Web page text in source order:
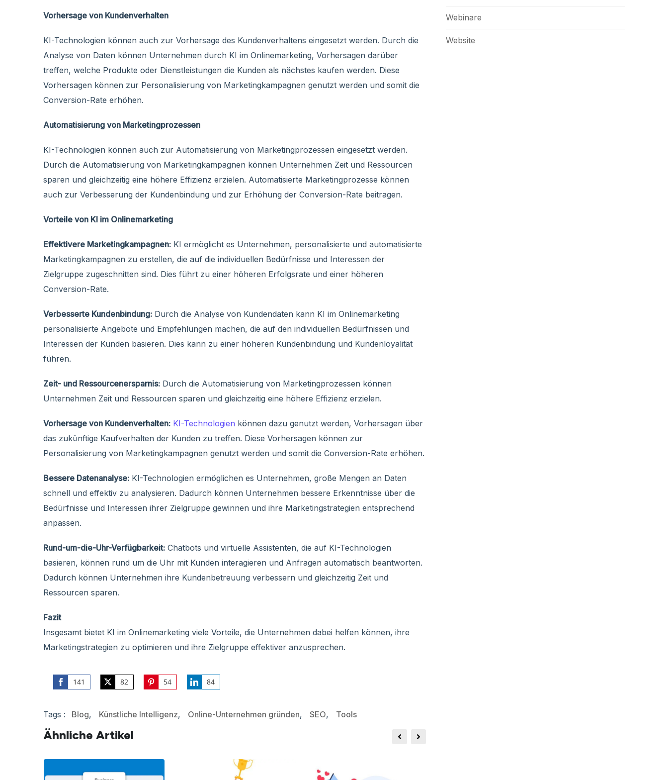
Vorhersage von Kundenverhalten
KI-Technologien können auch zur Vorhersage des Kundenverhaltens eingesetzt werden. Durch die
Analyse von Daten können Unternehmen durch KI im Onlinemarketing, Vorhersagen darüber
treffen, welche Produkte oder Dienstleistungen die Kunden als nächstes kaufen werden. Diese
Vorhersagen können zur Personalisierung von Marketingkampagnen genutzt werden und somit die
Conversion-Rate erhöhen.
Automatisierung von Marketingprozessen
KI-Technologien können auch zur Automatisierung von Marketingprozessen eingesetzt werden.
Durch die Automatisierung von Marketingkampagnen können Unternehmen Zeit und Ressourcen
sparen und gleichzeitig eine höhere Effizienz erzielen. Automatisierte Marketingprozesse können
auch zur Verbesserung der Kundenbindung und zur Erhöhung der Conversion-Rate beitragen.
Vorteile von KI im Onlinemarketing
Effektivere Marketingkampagnen: KI ermöglicht es Unternehmen, personalisierte und automatisierte
Marketingkampagnen zu erstellen, die auf die individuellen Bedürfnisse und Interessen der
Zielgruppe zugeschnitten sind. Dies führt zu einer höheren Erfolgsrate und einer höheren
Conversion-Rate.
Verbesserte Kundenbindung: Durch die Analyse von Kundendaten kann KI im Onlinemarketing
personalisierte Angebote und Empfehlungen machen, die auf den individuellen Bedürfnissen und
Interessen der Kunden basieren. Dies kann zu einer höheren Kundenbindung und Kundenloyalität
führen.
Zeit- und Ressourcenersparnis: Durch die Automatisierung von Marketingprozessen können
Unternehmen Zeit und Ressourcen sparen und gleichzeitig eine höhere Effizienz erzielen.
Vorhersage von Kundenverhalten: KI-Technologien können dazu genutzt werden, Vorhersagen über
das zukünftige Kaufverhalten der Kunden zu treffen. Diese Vorhersagen können zur
Personalisierung von Marketingkampagnen genutzt werden und somit die Conversion-Rate erhöhen.
Bessere Datenanalyse: KI-Technologien ermöglichen es Unternehmen, große Mengen an Daten
schnell und effektiv zu analysieren. Dadurch können Unternehmen bessere Erkenntnisse über die
Bedürfnisse und Interessen ihrer Zielgruppe gewinnen und ihre Marketingstrategien entsprechend
anpassen.
Rund-um-die-Uhr-Verfügbarkeit: Chatbots und virtuelle Assistenten, die auf KI-Technologien
basieren, können rund um die Uhr mit Kunden interagieren und Anfragen automatisch beantworten.
Dadurch können Unternehmen ihre Kundenbetreuung verbessern und gleichzeitig Zeit und
Ressourcen sparen.
Fazit
Insgesamt bietet KI im Onlinemarketing viele Vorteile, die Unternehmen dabei helfen können, ihre
Marketingstrategien zu optimieren und ihre Zielgruppe effektiver anzusprechen.
141
Share
Facebook
82
Share
Twitter
54
Share
Pinterest
84
Share
LinkedIn
Tags : Blog, Künstliche Intelligenz, Online-Unternehmen gründen, SEO, Tools
Ähnliche Artikel
Webinare
Website